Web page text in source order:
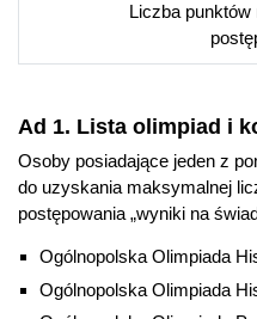
możliwości zawodowe w
gospodarki informacyjnej.
ekonomiczno – prawne,
Więcej informacji
Wydziałowa strona kierunku
Liczba
Ad 1. Lista olimpiad i
Osoby posiadające jeden z
do uzyskania maksymalnej
postępowania „wyniki na
Ogólnopolska Olimpiada
Ogólnopolska Olimpiada